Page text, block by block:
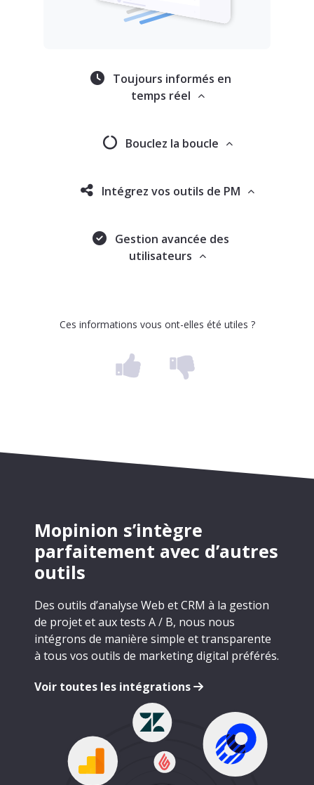
Toujours informés en
temps réel
Bouclez la boucle
Intégrez vos outils de PM
Gestion avancée des
utilisateurs
Ces informations vous ont-elles été utiles ?
Mopinion s’intègre
parfaitement avec d’autres
outils
Des outils d’analyse Web et CRM à la gestion
de projet et aux tests A / B, nous nous
intégrons de manière simple et transparente
à tous vos outils de marketing digital préférés.
Voir toutes les intégrations